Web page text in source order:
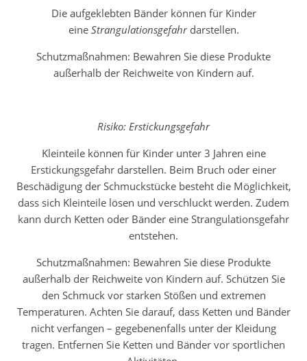
Die aufgeklebten Bänder können für Kinder
eine Strangulationsgefahrdarstellen.
Schutzmaßnahmen: Bewahren Sie diese Produkte
außerhalb der Reichweite von Kindern auf.
Risiko: Erstickungsgefahr
Kleinteile können für Kinder unter 3 Jahren eine
Erstickungsgefahr darstellen. Beim Bruch oder einer
Beschädigung der Schmuckstücke besteht die Möglichkeit,
dass sich Kleinteile lösen und verschluckt werden. Zudem
kann durch Ketten oder Bänder eine Strangulationsgefahr
entstehen.
Schutzmaßnahmen: Bewahren Sie diese Produkte
außerhalb der Reichweite von Kindern auf. Schützen Sie
den Schmuck vor starken Stößen und extremen
Temperaturen. Achten Sie darauf, dass Ketten und Bänder
nicht verfangen – gegebenenfalls unter der Kleidung
tragen. Entfernen Sie Ketten und Bänder vor sportlichen